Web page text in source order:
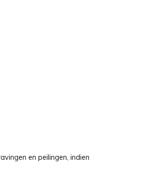
en peilingen, indien